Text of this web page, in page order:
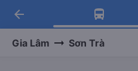
Tải app
Nhận ưu đãi
Tải app Vexere
-30k/ghế khi đặt
arrow_back
Gia Lâm Sơn Trà